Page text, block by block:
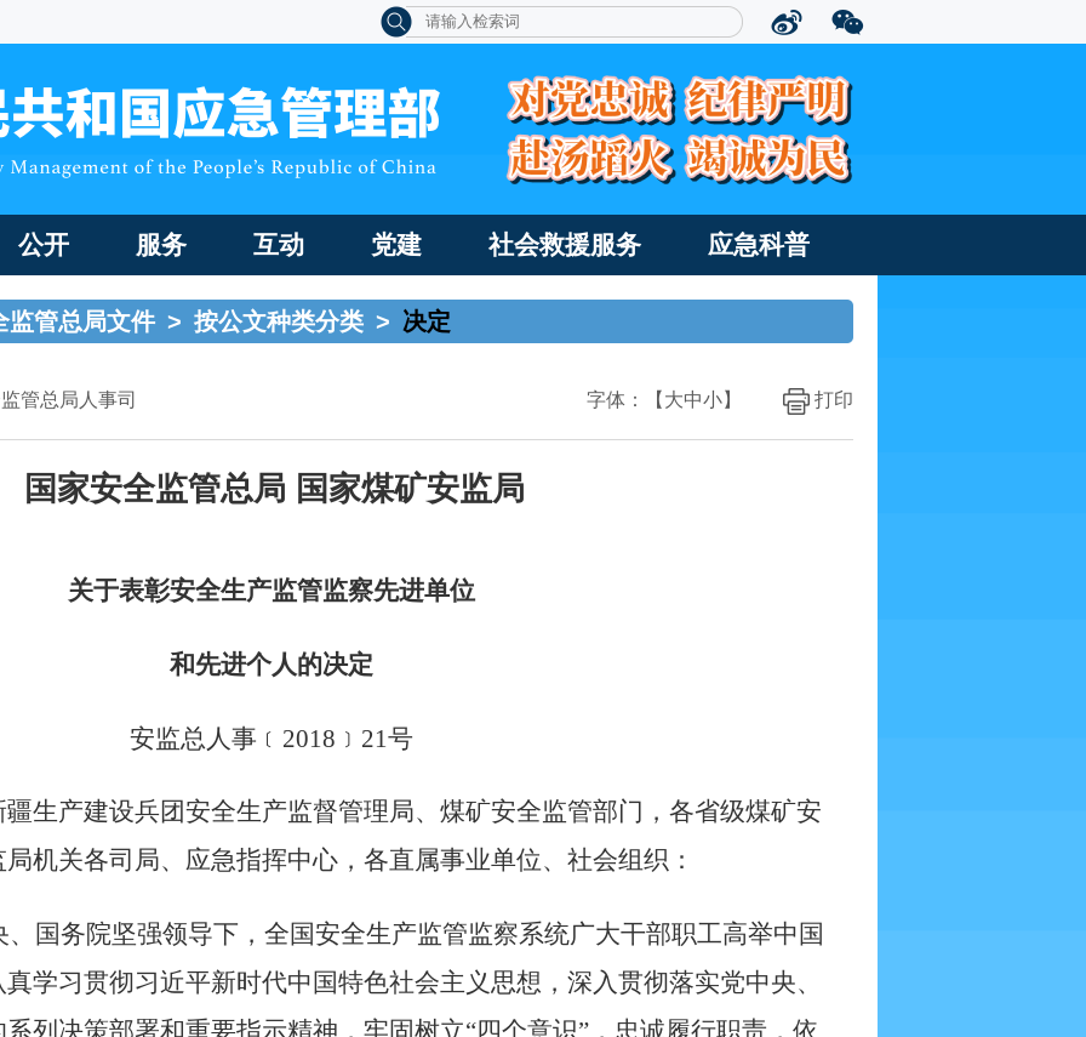
公开 服务 互动 党建 社会救援服务 应急科普
监管总局文件 > 按公文种类分类 > 决定
管总局人事司 打印
字体：【 大中小】
国家安全监管总局 国家煤矿安监局
关于表彰安全生产监管监察先进单位
和先进个人的决定
安监总人事 ﹝ 2018 ﹞ 21号
生产建设兵团安全生产监督管理局、煤矿安全监管部门，各省级煤矿安
机关各司局、应急指挥中心，各直属事业单位、社会组织：
国务院坚强领导下，全国安全生产监管监察系统广大干部职工高举中国
学习贯彻习近平新时代中国特色社会主义思想，深入贯彻落实党中央、
列决策部署和重要指示精神，牢固树立“四个意识”，忠诚履行职责，依